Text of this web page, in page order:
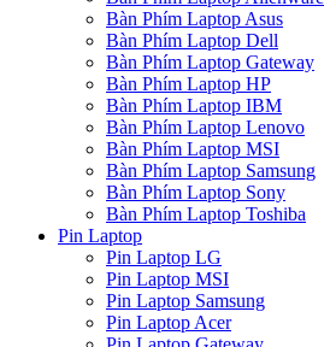
Bàn Phím Laptop Asus
Bàn Phím Laptop Dell
Bàn Phím Laptop Gateway
Bàn Phím Laptop HP
Bàn Phím Laptop IBM
Bàn Phím Laptop Lenovo
Bàn Phím Laptop MSI
Bàn Phím Laptop Samsung
Bàn Phím Laptop Sony
Bàn Phím Laptop Toshiba
Pin Laptop
Pin Laptop LG
Pin Laptop MSI
Pin Laptop Samsung
Pin Laptop Acer